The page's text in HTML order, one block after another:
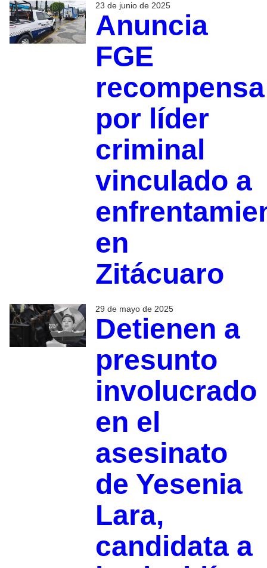
23 de junio de 2025
Anuncia
FGE
recompensa
por líder
criminal
vinculado a
en
Zitácuaro
29 de mayo de 2025
Detienen a
presunto
involucrado
en el
asesinato
de Yesenia
Lara,
candidata a